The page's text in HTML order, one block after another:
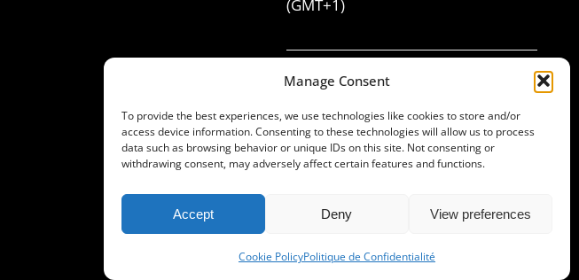
Manage Consent
To provide the best experiences, we use technologies like cookies to store and/or
access device information. Consenting to these technologies will allow us to process
data such as browsing behavior or unique IDs on this site. Not consenting or
withdrawing consent, may adversely affect certain features and functions.
Accept Deny View preferences
Cookie PolicyPolitique de Confidentialité
(GMT+1)
Paradise Seeds
© Paradise Seeds, 1994-2025. All rights reserved